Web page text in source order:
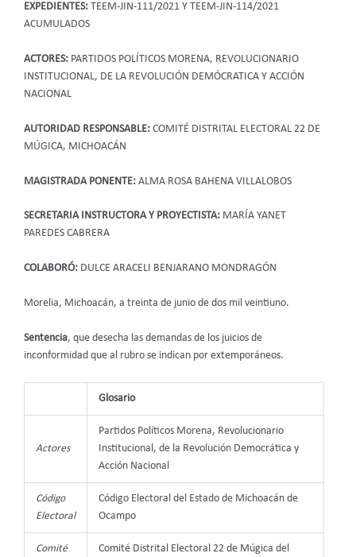
EXPEDIENTES: TEEM-JIN-111/2021 Y TEEM-JIN-114/2021
ACUMULADOS
ACTORES: PARTIDOS POLÍTICOS MORENA, REVOLUCIONARIO
INSTITUCIONAL, DE LA REVOLUCIÓN DEMÓCRATICA Y ACCIÓN
NACIONAL
AUTORIDAD RESPONSABLE: COMITÉ DISTRITAL ELECTORAL 22 DE
MÚGICA, MICHOACÁN
MAGISTRADA PONENTE: ALMA ROSA BAHENA VILLALOBOS
SECRETARIA INSTRUCTORA Y PROYECTISTA: MARÍA YANET
PAREDES CABRERA
COLABORÓ: DULCE ARACELI BENJARANO MONDRAGÓN
Morelia, Michoacán, a treinta de junio de dos mil veintiuno.
Sentencia, que desecha las demandas de los juicios de
inconformidad que al rubro se indican por extemporáneos.
Glosario
Actores
Partidos Políticos Morena, Revolucionario
Institucional, de la Revolución Democrática y
Acción Nacional
Código
Electoral
Código Electoral del Estado de Michoacán de
Ocampo
Comité
Comité Distrital Electoral 22 de Múgica del